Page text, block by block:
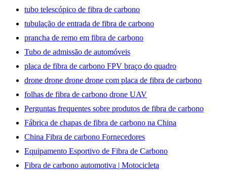
tubo telescópico de fibra de carbono
tubulação de entrada de fibra de carbono
prancha de remo em fibra de carbono
Tubo de admissão de automóveis
placa de fibra de carbono FPV braço do quadro
drone drone drone drone com placa de fibra de carbono
folhas de fibra de carbono drone UAV
Perguntas frequentes sobre produtos de fibra de carbono
Fábrica de chapas de fibra de carbono na China
China Fibra de carbono Fornecedores
Equipamento Esportivo de Fibra de Carbono
Fibra de carbono automotiva | Motocicleta